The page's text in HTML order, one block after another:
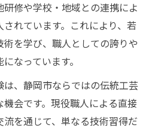
修や学校・地域との連携によ
れています。これにより、若
を学び、職人としての誇りや
なっています。
、静岡市ならではの伝統工芸
会です。現役職人による直接
を通じて、単なる技術習得だ